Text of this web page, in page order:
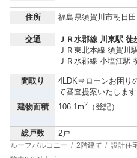
住所 福島県須賀川市朝日田
交通
ＪＲ水郡線 川東駅 徒
ＪＲ東北本線 須賀川
ＪＲ水郡線 小塩江駅
間取り
4LDK⇒ローンお困り
て審査提案いたしま
建物面積
106.1m2 （登記）
総戸数
2戸
ルーフバルコニー 2階建て 設計住